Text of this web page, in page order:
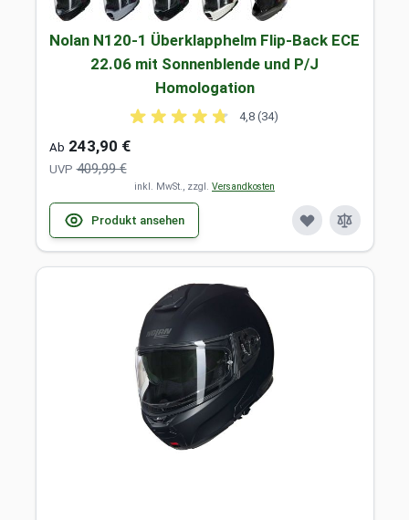
Nolan N120-1 Überklapphelm Flip-Back ECE
22.06 mit Sonnenblende und P/J
Homologation
4,8 (34)
Ab 243,90 €
UVP 409,99 €
inkl. MwSt., zzgl. Versandkosten
Produkt ansehen